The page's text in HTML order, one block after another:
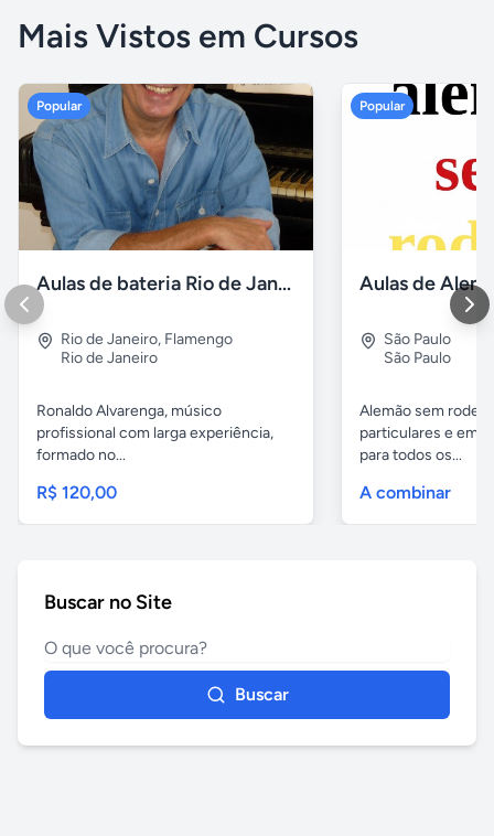
Mais Vistos em Cursos
Popular
Aulas de bateria Rio de Janeiro
Rio de Janeiro, Flamengo
Rio de Janeiro
Ronaldo Alvarenga, músico
profissional com larga experiência,
formado no...
R$ 120,00
Popular
São Paulo
São Paulo
Alemão sem
particulares e em
para todos os...
A combinar
Buscar no Site
Buscar